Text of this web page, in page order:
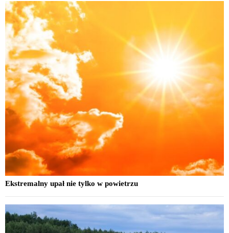
Ekstremalny upał nie tylko w powietrzu